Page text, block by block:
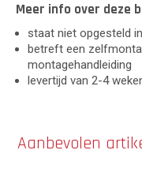
Meer info over deze
staat niet opgesteld
betreft een
montagehandleiding
levertijd van 2-4
Aanbevolen